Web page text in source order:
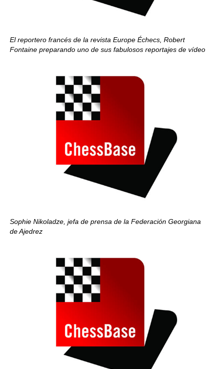
El reportero francés de la revista Europe Échecs, Robert
Fontaine preparando uno de sus fabulosos reportajes de vídeo
Sophie Nikoladze, jefa de prensa de la Federación Georgiana
de Ajedrez